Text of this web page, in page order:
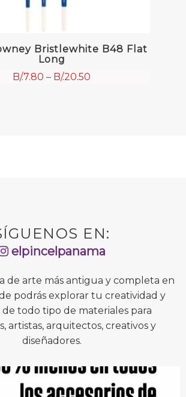
Bristlewhite B48 Flat
Long
B/.7.80 – B/.20.50
EN:
elpincelpanama
de arte más antigua y completa en
podrás explorar tu creatividad y
todo tipo de materiales para
artistas, arquitectos, creativos y
diseñadores.